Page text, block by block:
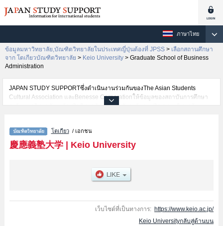
ภาษาไทย
ข้อมูลมหาวิทยาลัย,บัณฑิตวิทยาลัยในประเทศญี่ปุ่นต้องที่ JPSS > เลือกสถานศึกษา
จาก โตเกียวบัณฑิตวิทยาลัย > Keio University > Graduate School of Business
Administration
JAPAN STUDY SUPPORTซึ่งดำเนินงานร่วมกันของThe Asian Students
Cultural Association และBenesse Corporationให้ข้อมูลของสถาบันการศึกษา
ระดับมหาวิทยาลัย・บัณฑิตวิทยาลัย・วิทยาลัยระดับอนุปริญญา・วิทยาลัย
เช่นGraduate School of LettersหรือGraduate School of
EconomicsหรือGraduate School of LawหรือGraduate School of Human
RelationsหรือGraduate school of Business and CommerceหรือGraduate
Business AdministrationหรือGraduate school of Media and
GovernanceหรือLaw SchoolหรือPharmaceutical SciencesหรือSystem
ที่รับสมัครหรือจำนวนคนที่ผ่านการสอบคัดเลือกเป็นต้น,แนะนำสถานที่,การเดิน
ทางเป็นต้นไว้ด้วยดังนั้นขอเชิญใช้บริการค้นหาข้อมูลตามอัธยาศัย
โตเกียว/ เอกชน
慶應義塾大学| Keio University
เว็บไซต์ที่เป็นทางการ: https://www.keio.ac.jp/
Keio Universityกลับสู่ด้านบน